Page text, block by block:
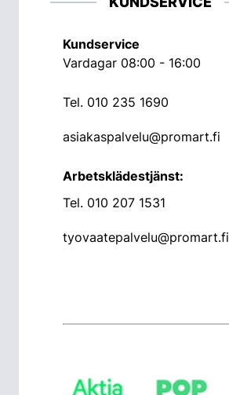
Kundservice
Vardagar 08:00 - 16:00
Tel. 010 235 1690
asiakaspalvelu@promart.fi
Arbetsklädestjänst:
Tel. 010 207 1531
tyovaatepalvelu@promart.fi